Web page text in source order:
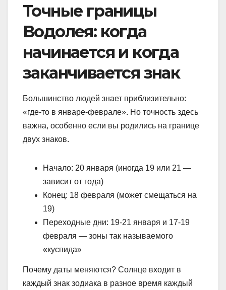
Точные границы
Водолея: когда
начинается и когда
заканчивается знак
Большинство людей знает приблизительно:
«где-то в январе-феврале». Но точность здесь
важна, особенно если вы родились на границе
двух знаков.
Начало: 20 января (иногда 19 или 21 —
зависит от года)
Конец: 18 февраля (может смещаться на
19)
Переходные дни: 19-21 января и 17-19
февраля — зоны так называемого
«куспида»
Почему даты меняются? Солнце входит в
каждый знак зодиака в разное время каждый